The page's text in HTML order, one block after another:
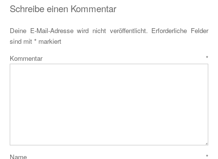
Schreibe einen Kommentar
Deine E-Mail-Adresse wird nicht veröffentlicht. Erforderliche Felder
sind mit * markiert
Kommentar *
Name *